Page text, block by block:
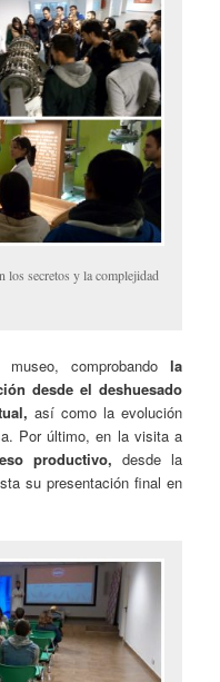
secretos y la complejidad
comprobando la
desde el deshuesado
así como la evolución
Por último, en la visita a
productivo, desde la
su presentación final en